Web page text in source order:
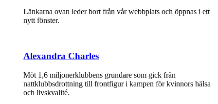
Länkarna ovan leder bort från vår webbplats och öppnas i ett
nytt fönster.
Alexandra Charles
Möt 1,6 miljonerklubbens grundare som gick från
nattklubbsdrottning till frontfigur i kampen för kvinnors hälsa
och livskvalité.